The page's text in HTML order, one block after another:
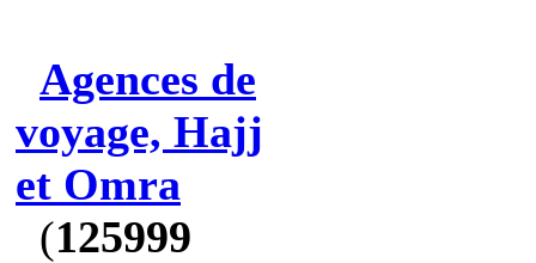
Agences de
voyage, Hajj
et Omra
(125999